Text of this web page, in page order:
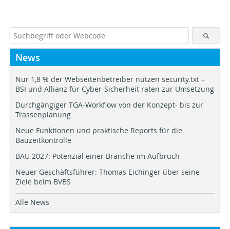
News
Nur 1,8 % der Webseitenbetreiber nutzen security.txt –
BSI und Allianz für Cyber-Sicherheit raten zur Umsetzung
Durchgängiger TGA-Workflow von der Konzept- bis zur
Trassenplanung
Neue Funktionen und praktische Reports für die
Bauzeitkontrolle
BAU 2027: Potenzial einer Branche im Aufbruch
Neuer Geschäftsführer: Thomas Eichinger über seine
Ziele beim BVBS
Alle News